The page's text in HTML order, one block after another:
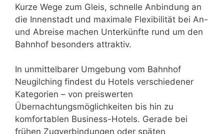
Kurze Wege zum Gleis, schnelle Anbindung an
die Innenstadt und maximale Flexibilität bei An-
und Abreise machen Unterkünfte rund um den
Bahnhof besonders attraktiv.
In unmittelbarer Umgebung vom Bahnhof
Neugilching findest du Hotels verschiedener
Kategorien – von preiswerten
Übernachtungsmöglichkeiten bis hin zu
komfortablen Business-Hotels. Gerade bei
frühen Zugverbindungen oder späten